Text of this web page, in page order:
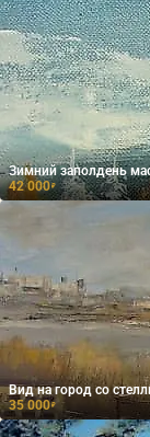
Зимний заполдень
42 000₽
Вид на город со
35 000₽